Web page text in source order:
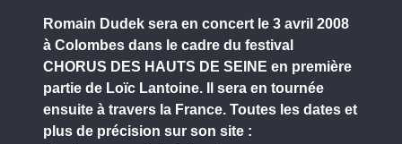
Romain Dudek sera en concert le 3 avril 2008
à Colombes dans le cadre du festival
CHORUS DES HAUTS DE SEINE en première
partie de Loïc Lantoine. Il sera en tournée
ensuite à travers la France. Toutes les dates et
plus de précision sur son site :